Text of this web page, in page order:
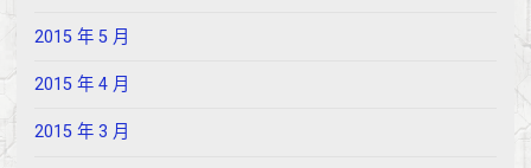
2015 年 5 月
2015 年 4 月
2015 年 3 月